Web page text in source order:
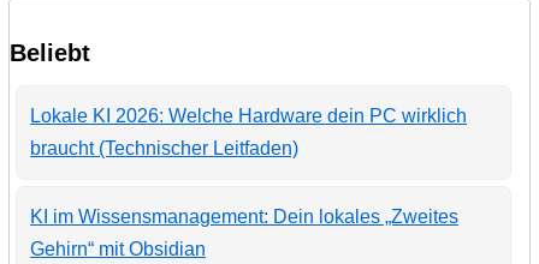
Beliebt
Lokale KI 2026: Welche Hardware dein PC wirklich
braucht (Technischer Leitfaden)
KI im Wissensmanagement: Dein lokales „Zweites
Gehirn“ mit Obsidian